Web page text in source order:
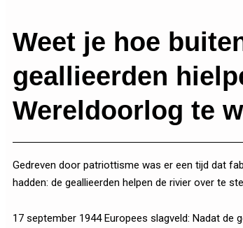
Weet je hoe
geallieerden
Wereldoorlog te
Gedreven door patriottisme was er een tijd dat
hadden: de geallieerden helpen de rivier over te
17 september 1944 Europees slagveld: Nadat de